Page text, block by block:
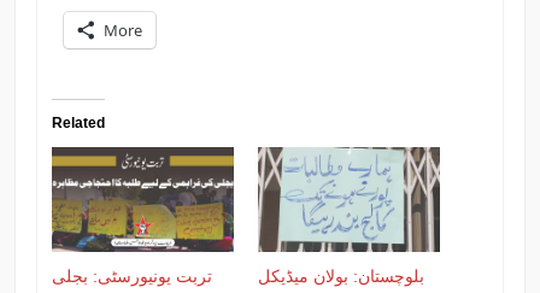
More
Related
تربت یونیورسٹی: بجلی
بلوچستان: بولان میڈیکل